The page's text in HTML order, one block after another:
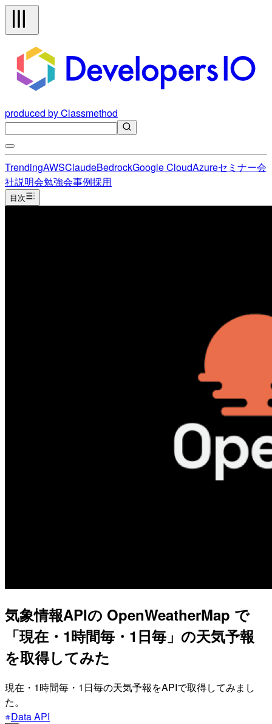
produced by Classmethod
TrendingAWSClaudeBedrockGoogle CloudAzureセミナー会
社説明会勉強会事例採用
目次
気象情報APIの OpenWeatherMap で
「現在・1時間毎・1日毎」の天気予報
を取得してみた
現在・1時間毎・1日毎の天気予報をAPIで取得してみまし
た。
Data API